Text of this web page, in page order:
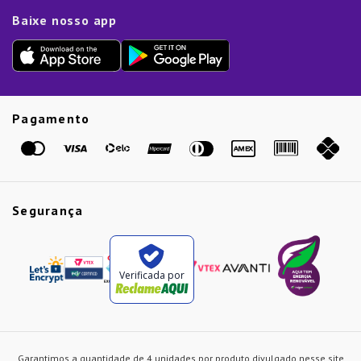
Lista de Presentes
Dia das Mães
Dia dos Pais
Presente de Natal
Baixe nosso app
Pagamento
Segurança
Verificada por
Garantimos a quantidade de 4 unidades por produto divulgado nesse site